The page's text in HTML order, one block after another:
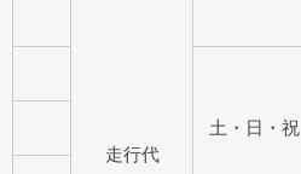
走行代
土・日・祝